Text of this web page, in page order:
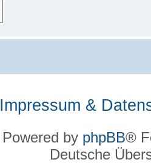
Impressum &
Powered by phpBB®
Deutsche